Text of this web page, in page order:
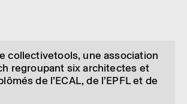
collec­ti­ve­tools, une asso­cia­tion
regrou­pant six archi­tectes et
de l’ECAL, de l’EPFL et de